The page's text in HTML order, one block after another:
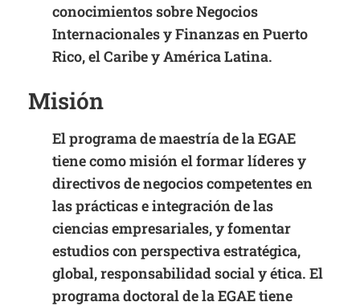
conocimientos sobre Negocios
Internacionales y Finanzas en Puerto
Rico, el Caribe y América Latina.
Misión
El programa de maestría de la EGAE
tiene como misión el formar líderes y
directivos de negocios competentes en
las prácticas e integración de las
ciencias empresariales, y fomentar
estudios con perspectiva estratégica,
global, responsabilidad social y ética. El
programa doctoral de la EGAE tiene